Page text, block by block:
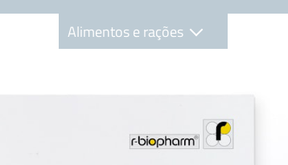
Alimentos e rações
Nutrition Care